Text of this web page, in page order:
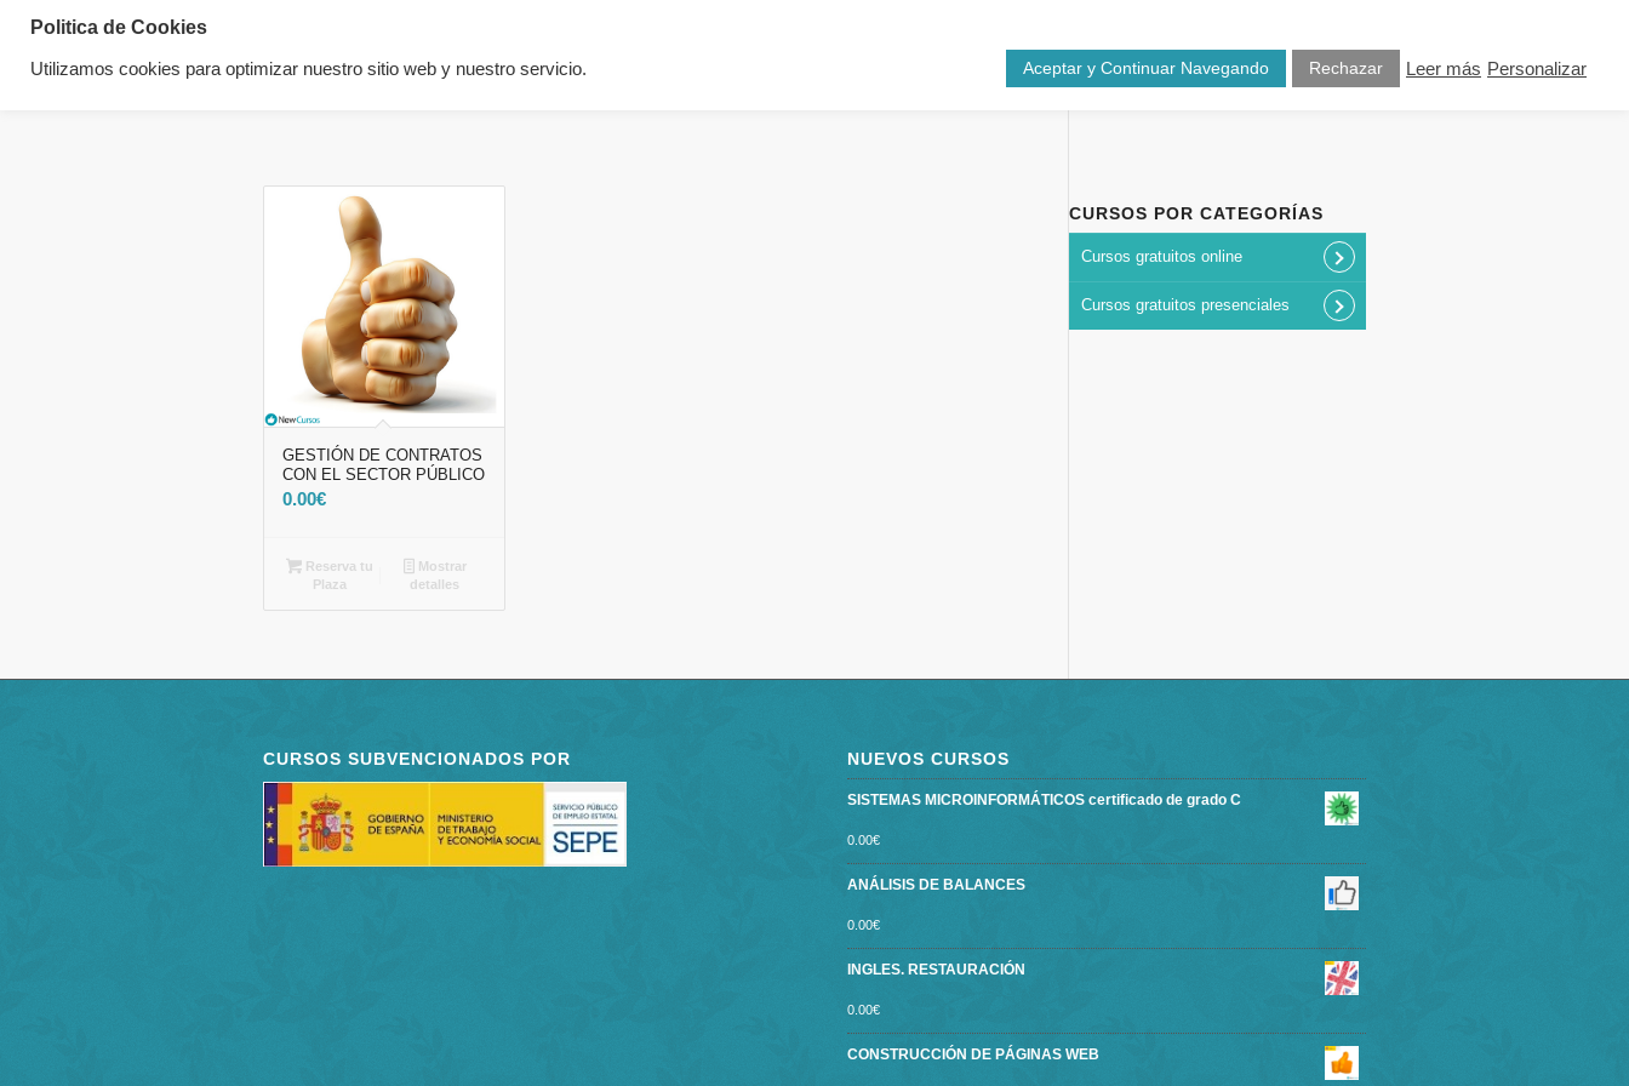
Cursos Nosotros Blog Contacto
GESTIÓN DE CONTRATOS
CON EL SECTOR PÚBLICO
0.00€
Reserva tu
Plaza
Mostrar
detalles
CURSOS POR CATEGORÍAS
Cursos gratuitos online
Cursos gratuitos presenciales
CURSOS SUBVENCIONADOS POR NUEVOS CURSOS
SISTEMAS MICROINFORMÁTICOS certificado de grado C
0.00€
ANÁLISIS DE BALANCES
0.00€
INGLES. RESTAURACIÓN
0.00€
CONSTRUCCIÓN DE PÁGINAS WEB
Politica de Cookies
Utilizamos cookies para optimizar nuestro sitio web y nuestro servicio. Aceptar y Continuar Navegando Rechazar Leer más Personalizar